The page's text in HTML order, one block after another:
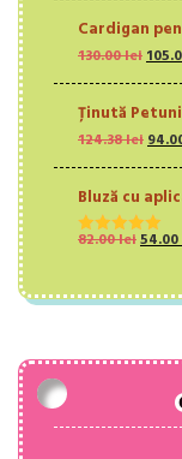
fost:
Cardigan
130.00lei
fost:
Ținută
124.38lei
fost:
Bluză cu
Evaluat la
82.00leiPrețul
fost:
54.00